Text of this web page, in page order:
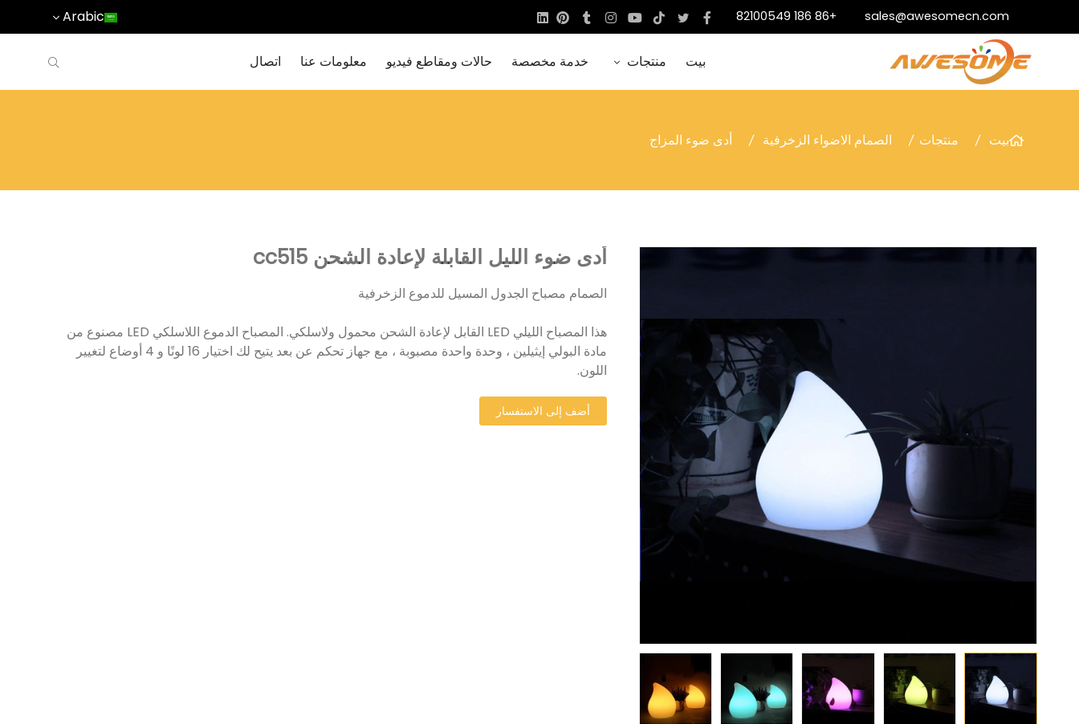
sales@awesomecn.com
+86 186 82100549
Arabic
بيت منتجات خدمة مخصصة حالات ومقاطع فيديو معلومات عنا اتصال
بيت منتجات الصمام الاضواء الزخرفية أدى ضوء المزاج
أدى ضوء الليل القابلة لإعادة الشحن cc515
الصمام مصباح الجدول المسيل للدموع الزخرفية
هذا المصباح الليلي LED القابل لإعادة الشحن محمول ولاسلكي. المصباح الدموع اللاسلكي LED مصنوع من
مادة البولي إيثيلين ، وحدة واحدة مصبوبة ، مع جهاز تحكم عن بعد يتيح لك اختيار 16 لونًا و 4 أوضاع لتغيير
اللون.
أضف إلى الاستفسار